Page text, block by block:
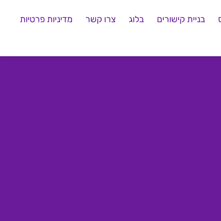
בניית קישורים בלוג צרו קשר מדיניות פרטיות